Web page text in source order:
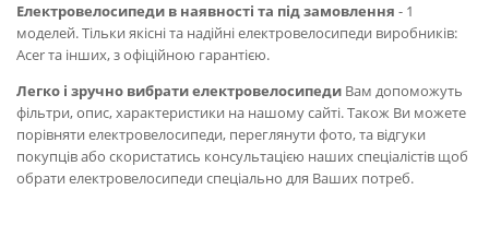
Електровелосипеди в наявності та під замовлення - 1
моделей. Тільки якісні та надійні електровелосипеди виробників:
Acer та інших, з офіційною гарантією.
Легко і зручно вибрати електровелосипеди Вам допоможуть
фільтри, опис, характеристики на нашому сайті. Також Ви можете
порівняти електровелосипеди, переглянути фото, та відгуки
покупців або скористатись консультацією наших спеціалістів щоб
обрати електровелосипеди спеціально для Ваших потреб.